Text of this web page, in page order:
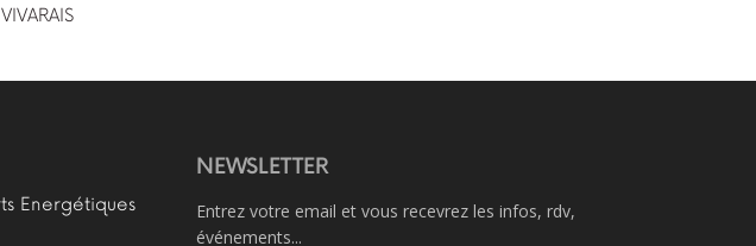
Energétiques
NEWSLETTER
Entrez votre email et vous recevrez les infos, rdv,
événements...